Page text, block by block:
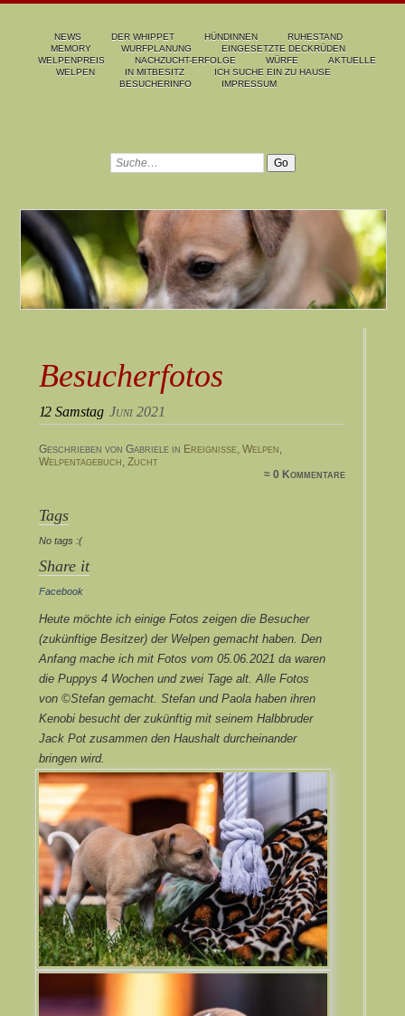
NEWS DER WHIPPET HÜNDINNEN
RUHESTAND
MEMORY
WURFPLANUNG
EINGESETZTE DECKRÜDEN
WELPENPREIS
NACHZUCHT-ERFOLGE WÜRFE
AKTUELLE
WELPEN
IN MITBESITZ
ICH SUCHE EIN ZU HAUSE
BESUCHERINFO
IMPRESSUM
Besucherfotos
12 Samstag Juni 2021
Geschrieben von Gabriele in Ereignisse, Welpen,
Welpentagebuch, Zucht
≈ 0 Kommentare
Tags
No tags :(
Share it
Facebook
Heute möchte ich einige Fotos zeigen die Besucher
(zukünftige Besitzer) der Welpen gemacht haben. Den
Anfang mache ich mit Fotos vom 05.06.2021 da waren
die Puppys 4 Wochen und zwei Tage alt. Alle Fotos
von ©Stefan gemacht. Stefan und Paola haben ihren
Kenobi besucht der zukünftig mit seinem Halbbruder
Jack Pot zusammen den Haushalt durcheinander
bringen wird.